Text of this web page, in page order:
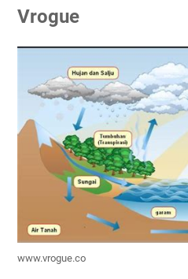
Vrogue
www.vrogue.co